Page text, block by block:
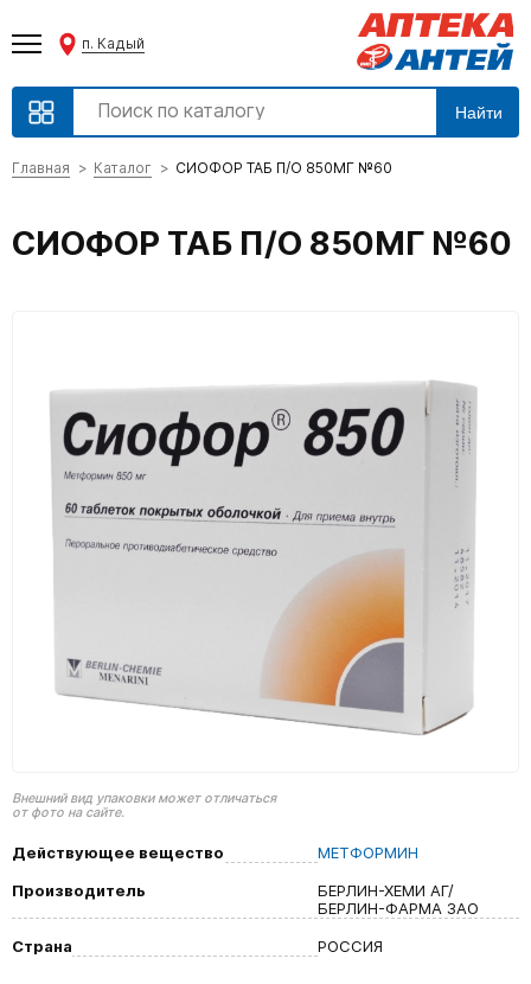
п. Кадый
Найти
Главная Каталог СИОФОР ТАБ П/О 850МГ №60
СИОФОР ТАБ П/О 850МГ №60
Внешний вид упаковки может отличаться
от фото на сайте.
Действующее вещество
МЕТФОРМИН
Производитель
БЕРЛИН-ХЕМИ АГ/
БЕРЛИН-ФАРМА ЗАО
Страна
РОССИЯ